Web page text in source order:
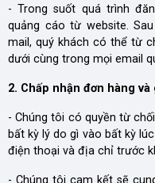
- Trong suốt quá trình
quảng cáo từ website.
mail, quý khách có thể từ
dưới cùng trong mọi email
2. Chấp nhận đơn hàng và
- Chúng tôi có quyền từ
bất kỳ lý do gì vào bất kỳ
điện thoại và địa chỉ trước
- Chúng tôi cam kết sẽ